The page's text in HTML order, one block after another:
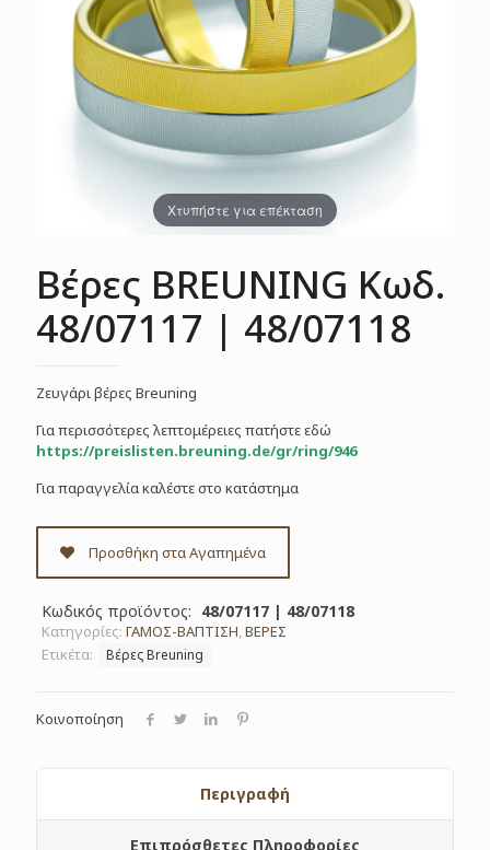
Χτυπήστε για επέκταση
Βέρες BREUNING Κωδ.
48/07117 | 48/07118
Ζευγάρι βέρες Breuning
Για περισσότερες λεπτομέρειες πατήστε εδώ
https://preislisten.breuning.de/gr/ring/946
Για παραγγελία καλέστε στο κατάστημα
Προσθήκη στα Αγαπημένα
Κωδικός προϊόντος: 48/07117 | 48/07118
Κατηγορίες: ΓΑΜΟΣ-ΒΑΠΤΙΣΗ,ΒΕΡΕΣ
Ετικέτα:
Βέρες Breuning
Κοινοποίηση
Περιγραφή
Επιπρόσθετες Πληροφορίες